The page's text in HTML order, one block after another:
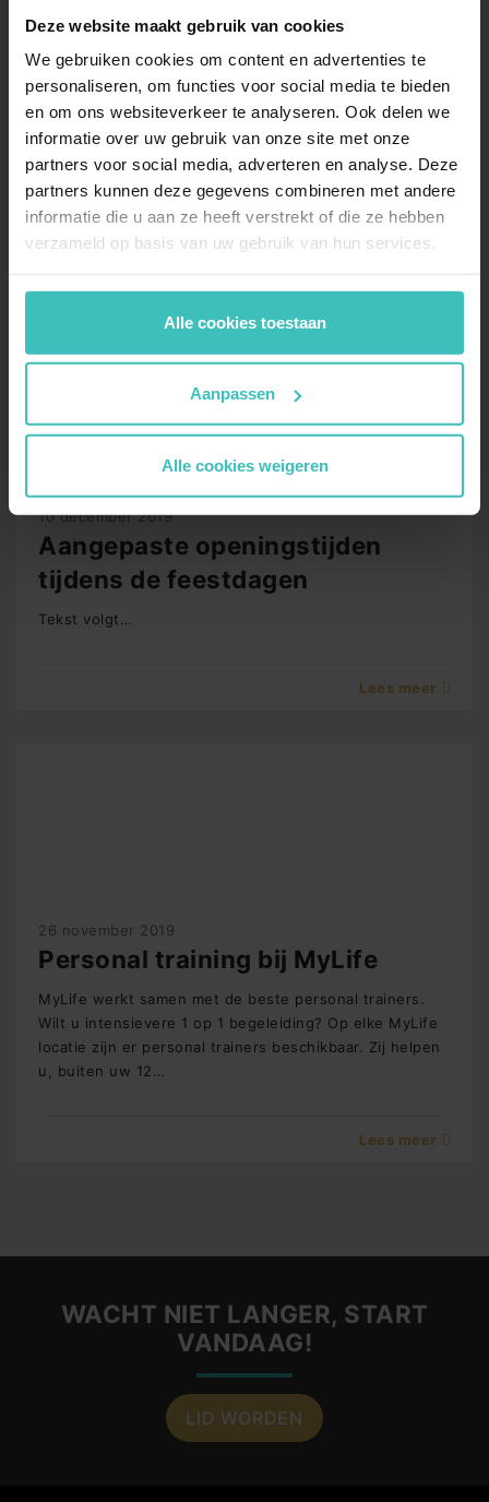
Deze website maakt gebruik van cookies
We gebruiken cookies om content en advertenties te
personaliseren, om functies voor social media te bieden
en om ons websiteverkeer te analyseren. Ook delen we
informatie over uw gebruik van onze site met onze
partners voor social media, adverteren en analyse. Deze
partners kunnen deze gegevens combineren met andere
informatie die u aan ze heeft verstrekt of die ze hebben
verzameld op basis van uw gebruik van hun services.
Alle cookies toestaan
Aanpassen
Alle cookies weigeren
10 december 2019
Bokslessen van de
wereldkampioen Edson Fortes
10 december 2019
Aangepaste openingstijden
tijdens de feestdagen
Tekst volgt…
Lees meer
26 november 2019
Personal training bij MyLife
MyLife werkt samen met de beste personal trainers.
Wilt u intensievere 1 op 1 begeleiding? Op elke MyLife
locatie zijn er personal trainers beschikbaar. Zij helpen
u, buiten uw 12…
Lees meer
WACHT NIET LANGER, START
VANDAAG!
LID WORDEN